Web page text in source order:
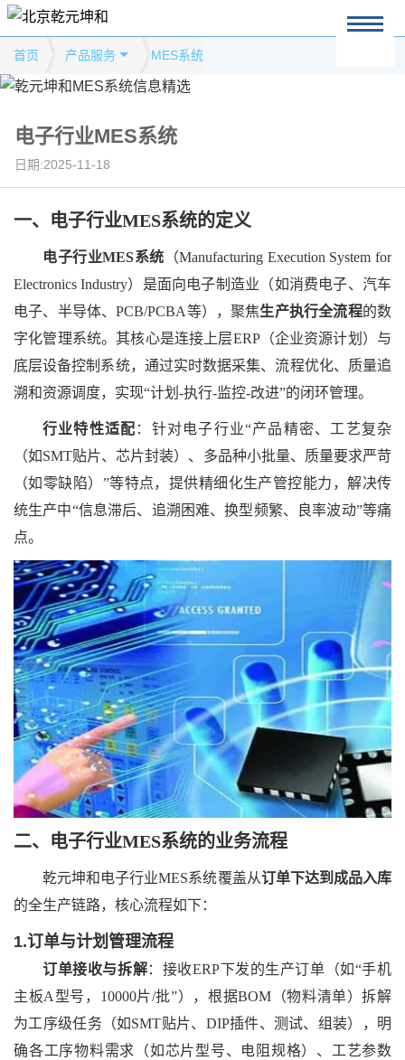
首页 产品服务 MES系统
电子行业MES系统
日期:2025-11-18
一、 电子行业MES系统的定义
电子行业MES系统 （Manufacturing Execution System for
Electronics Industry）是面向电子制造业（如消费电子、汽车
电子、半导体、PCB/PCBA等），聚焦生产执行全流程的数
字化管理系统。其核心是连接上层ERP（企业资源计划）与
底层设备控制系统，通过实时数据采集、流程优化、质量追
溯和资源调度，实现“计划-执行-监控-改进”的闭环管理。
行业特性适配 ：针对电子行业“产品精密、工艺复杂
（如SMT贴片、芯片封装）、多品种小批量、质量要求严苛
（如零缺陷）”等特点，提供精细化生产管控能力，解决传
统生产中“信息滞后、追溯困难、换型频繁、良率波动”等痛
点。
二、 电子行业MES系统的业务流程
乾元坤和 电子行业MES系统覆盖从订单下达到成品入库
的全生产链路，核心流程如下：
1.订单与计划管理流程
订单接收与拆解：接收ERP下发的生产订单（如“手机
主板A型号，10000片/批”），根据BOM（物料清单）拆解
为工序级任务（如SMT贴片、DIP插件、测试、组装），明
确各工序物料需求（如芯片型号、电阻规格）、工艺参数